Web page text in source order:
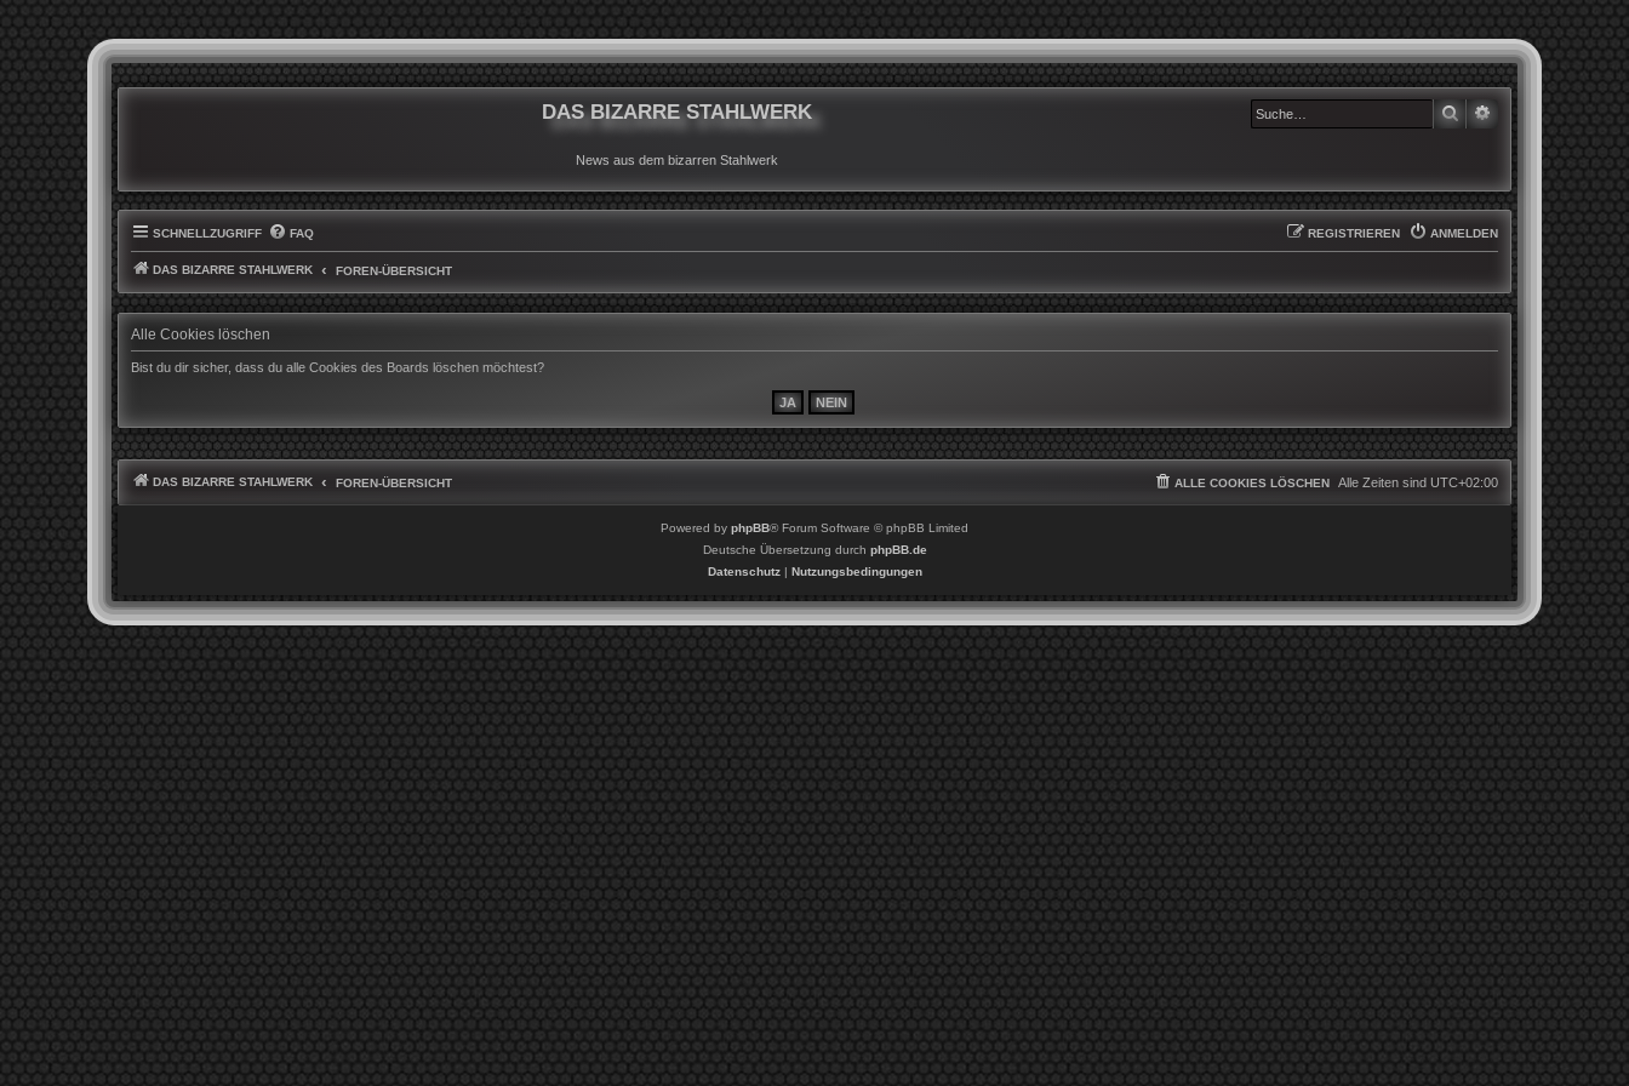
DAS BIZARRE STAHLWERK
News aus dem bizarren Stahlwerk
SUCHE
SCHNELLZUGRIFF FAQ ANMELDEN
REGISTRIEREN
DAS BIZARRE STAHLWERK FOREN-ÜBERSICHT
Alle Cookies löschen
Bist du dir sicher, dass du alle Cookies des Boards löschen möchtest?
DAS BIZARRE STAHLWERK FOREN-ÜBERSICHT Alle Zeiten sind UTC+02:00
ALLE COOKIES LÖSCHEN
Powered by phpBB® Forum Software © phpBB Limited
Deutsche Übersetzung durch phpBB.de
Datenschutz| Nutzungsbedingungen